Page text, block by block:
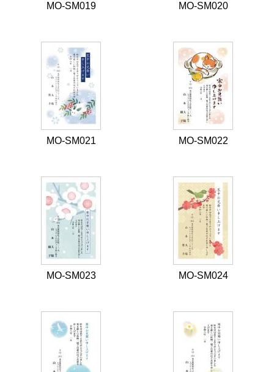
MO-SM019 MO-SM020
MO-SM021 MO-SM022
MO-SM023 MO-SM024